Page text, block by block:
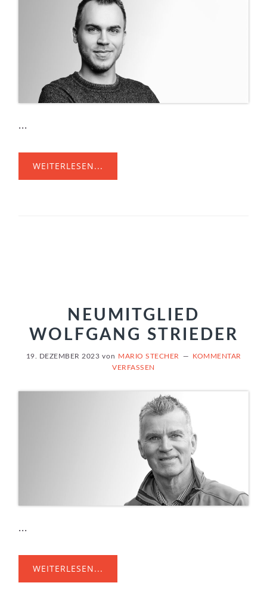
...
WEITERLESEN...
NEUMITGLIED
WOLFGANG STRIEDER
19. DEZEMBER 2023 von MARIO STECHER
KOMMENTAR
VERFASSEN
...
WEITERLESEN...